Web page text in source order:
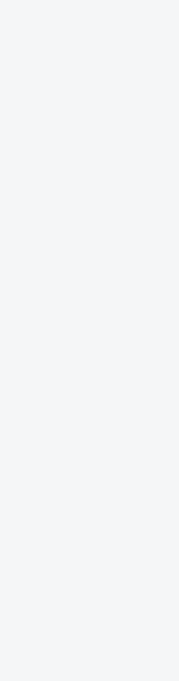
a été signée au
toujours, à
Fondée en
Christian
dans les
tous d’investir
commission, des
partir de 1 euro
Bitpanda est
Europe.
d’utilisateurs par
même période.
de série B,
d’investissement
qu’elle
commission
potentiel du
son
Bitcoin :
Quels sites